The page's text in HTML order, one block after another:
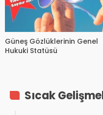
Güneş Gözlüklerinin Genel
Hukuki Statüsü
Sıcak